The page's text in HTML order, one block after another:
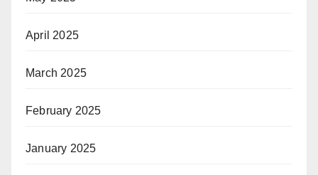
April 2025
March 2025
February 2025
January 2025